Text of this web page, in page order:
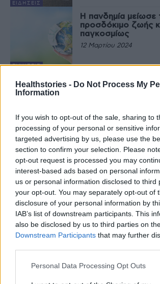
Healthstories - Do Not Process My
Information
If you wish to opt-out of the sale, sharing to
processing of your personal or sensitive
targeted advertising by us, please use the
section to confirm your selection. Please
opt-out request is processed you may
interest-based ads based on personal
us or personal information disclosed to third
your opt-out. You may separately opt-out of
disclosure of your personal information by
IAB’s list of downstream participants. This
also be disclosed by us to third parties on
Downstream Participants that may further
Personal Data Processing Opt Outs
ΕΙΔΉΣΕΙΣ
ΕΙΔΉΣΕΙΣ
Η πανδημία
προσδόκιμο ζωής
παγκοσμίως
12 Μαρτίου 2024
ΕΙΔΉΣΕΙΣ
4 χρόνια
στην Ελλάδα –
ΥΓΕΊΑ ΤΟΥ
ΠΑΙΔΙΟΎ
Μετά την πανδημία
κρούσματα
23 Φεβρουαρίου 2024
Οι διαταραχές
παιδιά, μετά την
εμπειρία στο
Θεσσαλονίκης